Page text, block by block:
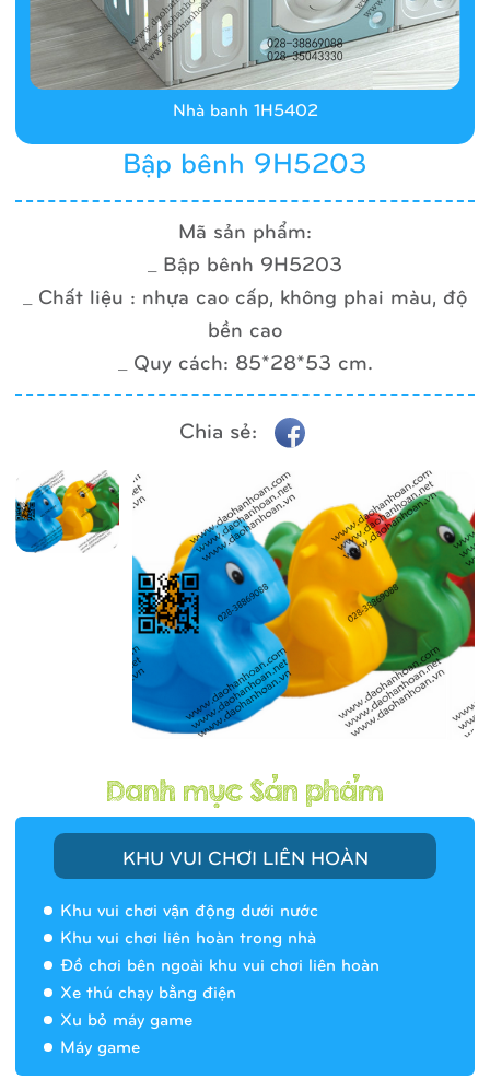
KHU VUI CHƠI LIÊN HOÀN
Khu vui chơi vận động dưới nước
Khu vui chơi liên hoàn trong nhà
Đồ chơi bên ngoài khu vui chơi liên hoàn
Xe thú chạy bằng điện
Xu bỏ máy game
Máy game
Bập bênh 9H5203
Mã sản phẩm:
_ Bập bênh 9H5203
_ Chất liệu : nhựa cao cấp, không phai màu, độ
bền cao
_ Quy cách: 85*28*53 cm.
Chia sẻ:
Nhà banh 1H5402